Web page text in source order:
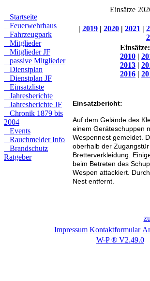
Startseite
Feuerwehrhaus
Fahrzeugpark
Mitglieder
Mitglieder JF
passive Mitglieder
Dienstplan
Dienstplan JF
Einsatzliste
Jahresberichte
Jahresberichte JF
Chronik 1879 bis
2004
Events
Rauchmelder Info
Brandschutz
Ratgeber
Einsätze
| 2019 | 2020 | 2021 |
Einsätze:
2010 |
2013 |
2016 |
Einsatzbericht:
Auf dem Gelände des
einem Geräteschuppen
Wespennest gemeldet.
oberhalb der
Bretterverkleidung.
beim Betreten des
Wespen attackiert.
Nest entfernt.
Impressum Kontaktformular
W-P ® V2.49.0